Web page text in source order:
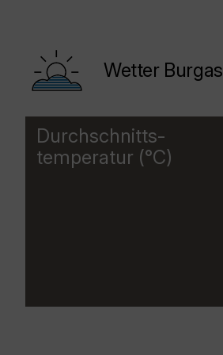
Wetter Burgas
Durchschnitts-
temperatur (°C)